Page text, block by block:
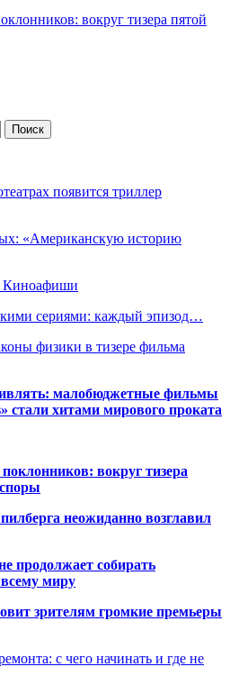
вокруг тизера пятой
появится триллер
«Американскую историю
Киноафиши
сериями: каждый эпизод…
физики в тизере фильма
малобюджетные фильмы
стали хитами мирового проката
вокруг тизера
неожиданно возглавил
продолжает собирать
миру
зрителям громкие премьеры
с чего начинать и где не